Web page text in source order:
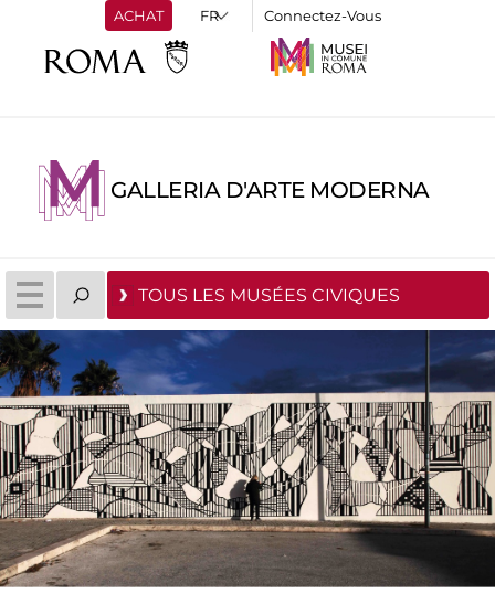
ACHAT Connectez-Vous
GALLERIA D'ARTE MODERNA
TOUS LES MUSÉES CIVIQUES